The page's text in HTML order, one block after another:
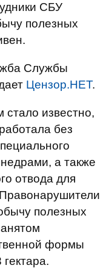
СБУ
полезных
Службы
Цензор.НЕТ.
известно,
без
а также
отвода для
полезных
формы